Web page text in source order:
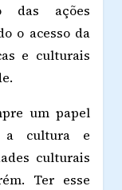
das ações
o acesso da
e culturais
um papel
a cultura e
culturais
Ter esse